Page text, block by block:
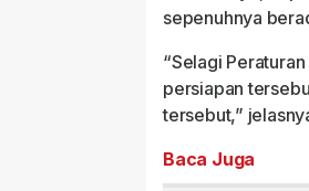
sepenuhnya
“Selagi
persiapan
tersebut,”
Baca Juga